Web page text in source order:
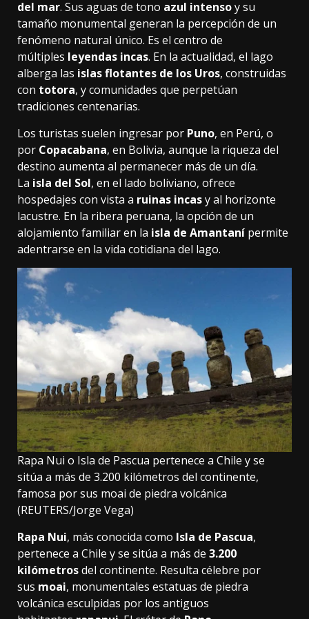
del mar. Sus aguas de tono azul intensoy su
tamaño monumental generan la percepción de un
fenómeno natural único. Es el centro de
múltiples leyendas incas. En la actualidad, el lago
alberga las islas flotantes de los Uros, construidas
con totora, y comunidades que perpetúan
tradiciones centenarias.
Los turistas suelen ingresar por Puno, en Perú, o
por Copacabana, en Bolivia, aunque la riqueza del
destino aumenta al permanecer más de un día.
La isla del Sol, en el lado boliviano, ofrece
hospedajes con vista a ruinas incasy al horizonte
lacustre. En la ribera peruana, la opción de un
alojamiento familiar en la isla de Amantaní permite
adentrarse en la vida cotidiana del lago.
Rapa Nui o Isla de Pascua pertenece a Chile y se
sitúa a más de 3.200 kilómetros del continente,
famosa por sus moai de piedra volcánica
(REUTERS/Jorge Vega)
Rapa Nui, más conocida como Isla de Pascua,
pertenece a Chile y se sitúa a más de 3.200
kilómetrosdel continente. Resulta célebre por
sus moai, monumentales estatuas de piedra
volcánica esculpidas por los antiguos